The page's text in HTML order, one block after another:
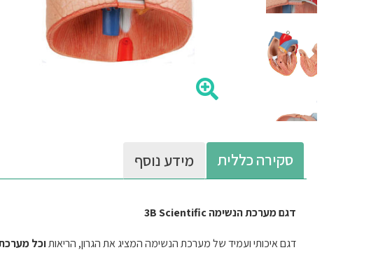
סקירה כללית מידע נוסף
דגם מערכת הנשימה 3B Scientific
דגם איכותי ועמיד של מערכת הנשימה המציג את הגרון, הריאותוכל